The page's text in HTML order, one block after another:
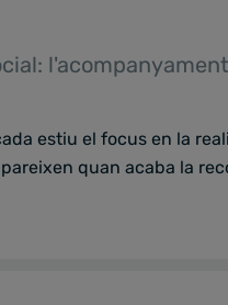
estiu el focus en la
quan acaba la
per oferir una resposta